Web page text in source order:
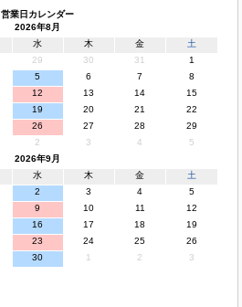
営業日カレンダー
2026年8月
水 木 金
土
29 30 31
1
5 6 7
8
12 13 14
15
19 20 21
22
26 27 28
29
2 3 4
5
2026年9月
水 木 金
土
2 3 4
5
9 10 11
12
16 17 18
19
23 24 25
26
30 1 2 3